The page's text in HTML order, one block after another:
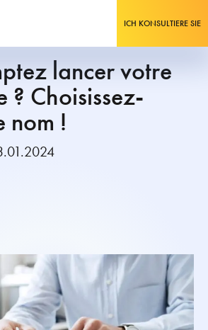
ICH KONSULTIERE SIE
lancer votre
? Choisissez-
nom !